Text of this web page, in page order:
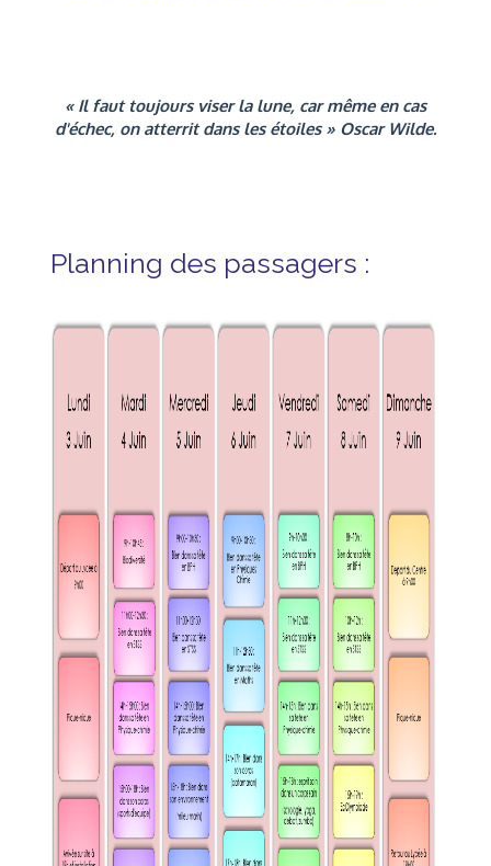
« Il faut toujours viserla lune, car même en cas
d'échec, on atterrit dans lesétoiles» Oscar Wilde.
Planning des passagers :